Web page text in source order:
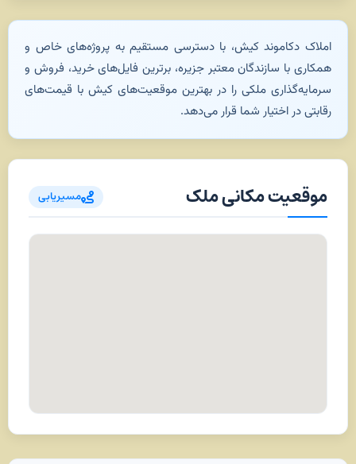
املاک دکاموند کیش، با دسترسی مستقیم به پروژه‌های خاص و
همکاری با سازندگان معتبر جزیره، برترین فایل‌های خرید، فروش و
سرمایه‌گذاری ملکی را در بهترین موقعیت‌های کیش با قیمت‌های
رقابتی در اختیار شما قرار می‌دهد.
موقعیت مکانی ملک مسیریابی